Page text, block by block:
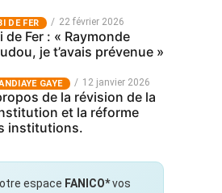
DE FER 22 février 2026
de Fer : « Raymonde
je t’avais prévenue »
GAYE 12 janvier 2026
de la révision de la
et la réforme
institutions.
espace FANICO*vos